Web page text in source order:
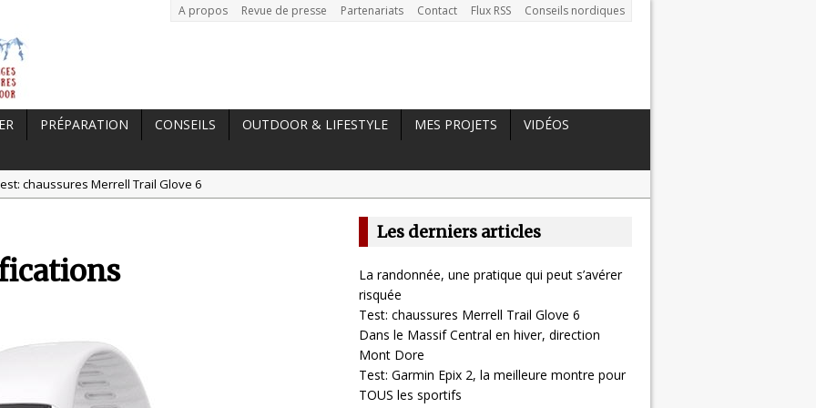
A propos Revue de presse Partenariats Contact Flux RSS Conseils nordiques
PRÉPARATION CONSEILS OUTDOOR & LIFESTYLE MES PROJETS
VIDÉOS
chaussures Merrell Trail Glove 6
chaussures de running Altra Rivera 2
Les derniers articles
La randonnée, une pratique qui peut s’avérer
risquée
Test: chaussures Merrell Trail Glove 6
Dans le Massif Central en hiver, direction
Mont Dore
Test: Garmin Epix 2, la meilleure montre pour
TOUS les sportifs